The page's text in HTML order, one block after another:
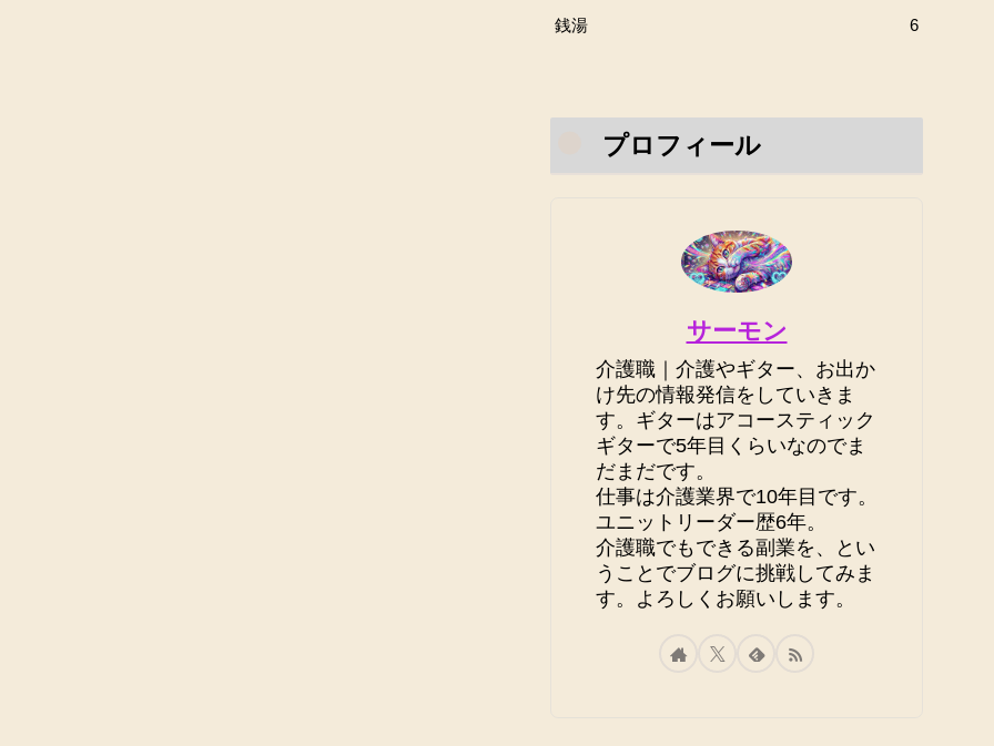
銭湯 6
プロフィール
サーモン
介護職｜介護やギター、お出か
け先の情報発信をしていきま
す。ギターはアコースティック
ギターで5年目くらいなのでま
だまだです。
仕事は介護業界で10年目です。
ユニットリーダー歴6年。
介護職でもできる副業を、とい
うことでブログに挑戦してみま
す。よろしくお願いします。